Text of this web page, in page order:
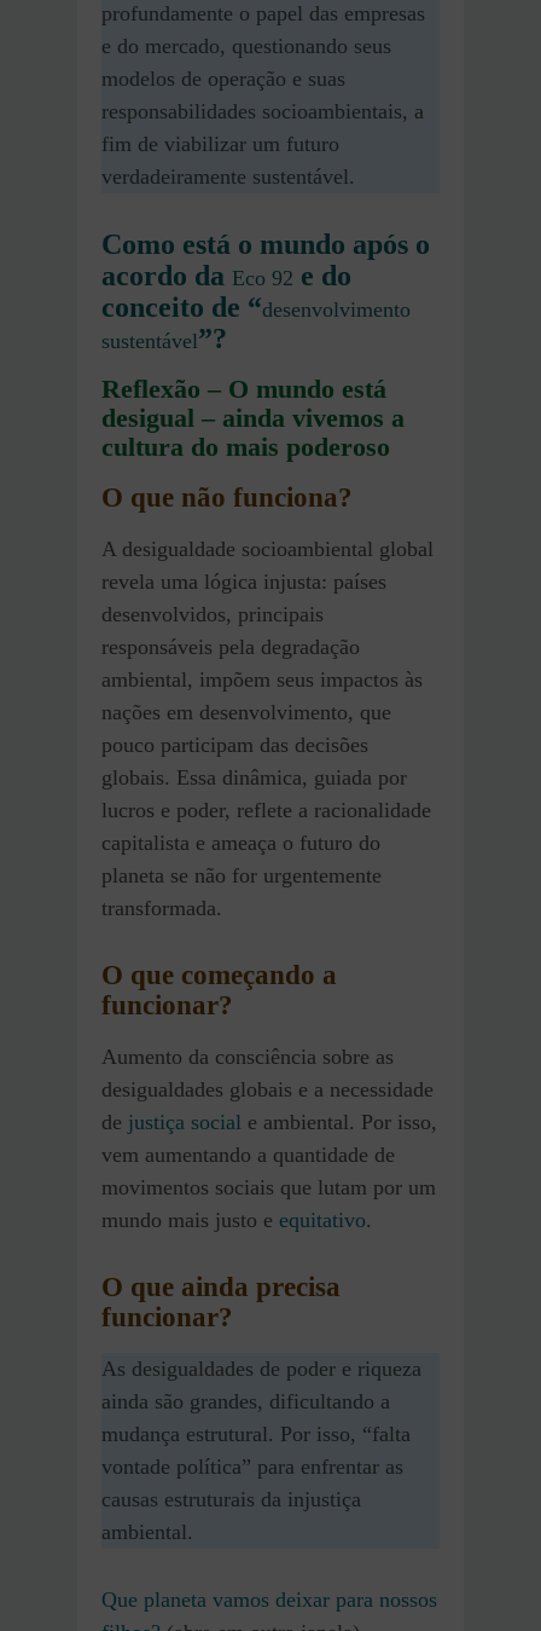
profundamente o papel das empresas
e do mercado, questionando seus
modelos de operação e suas
responsabilidades socioambientais, a
fim de viabilizar um futuro
verdadeiramente sustentável.
Como está o mundo após o
acordo da Eco 92 e do
conceito de “desenvolvimento
sustentável”?
Reflexão – O mundo está
desigual – ainda vivemos a
cultura do mais poderoso
O que não funciona?
A desigualdade socioambiental global
revela uma lógica injusta: países
desenvolvidos, principais
responsáveis pela degradação
ambiental, impõem seus impactos às
nações em desenvolvimento, que
pouco participam das decisões
globais. Essa dinâmica, guiada por
lucros e poder, reflete a racionalidade
capitalista e ameaça o futuro do
planeta se não for urgentemente
transformada.
O que começando a
funcionar?
Aumento da consciência sobre as
desigualdades globais e a necessidade
de justiça social e ambiental. Por isso,
vem aumentando a quantidade de
movimentos sociais que lutam por um
mundo mais justo e equitativo.
O que ainda precisa
funcionar?
As desigualdades de poder e riqueza
ainda são grandes, dificultando a
mudança estrutural. Por isso, “falta
vontade política” para enfrentar as
causas estruturais da injustiça
ambiental.
Que planeta vamos deixar para nossos